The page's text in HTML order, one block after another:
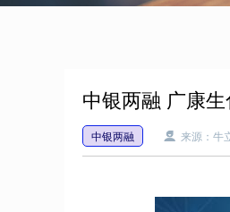
中银两融 广康
中银两融 来源：牛